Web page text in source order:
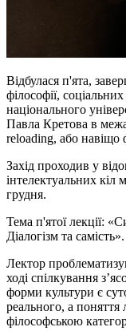
Відбулася п'ята,
філософії,
національного
Павла Кретова в
reloading, або навіщо
Захід проходив у
інтелектуальних кіл
грудня.
Тема п'ятої лекції:
Діалогізм та самість».
Лектор
ході спілкування
форми культури є
реального, а
філософською